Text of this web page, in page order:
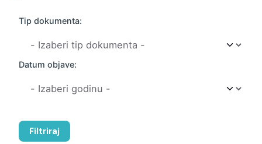
Tip dokumenta:
Datum objave:
Filtriraj